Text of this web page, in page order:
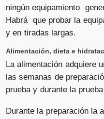
ningún equipamiento
Habrá que probar la
y en tiradas largas.
Alimentación, dieta e
La alimentación adquiere
las semanas de
prueba y durante la
Durante la preparación la